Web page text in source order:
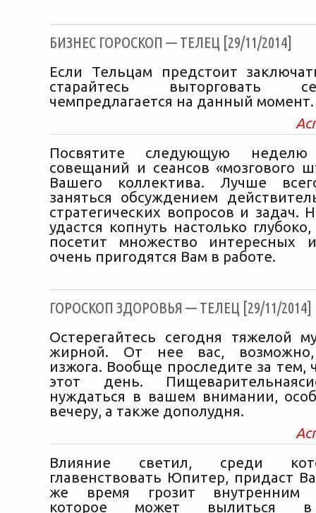
БИЗНЕС ГОРОСКОП — ТЕЛЕЦ [29/11/2014]
Если Тельцам предстоит
старайтесь выторговать
чемпредлагается на данный момент.
Посвятите следующую неделю
совещаний и сеансов «мозгового
Вашего коллектива. Лучше
заняться обсуждением
стратегических вопросов и задач.
удастся копнуть настолько
посетит множество интересных
очень пригодятся Вам в работе.
ГОРОСКОП ЗДОРОВЬЯ — ТЕЛЕЦ [29/11/2014]
Остерегайтесь сегодня тяжелой
жирной. От нее вас, возможно,
изжога. Вообще проследите за тем,
этот день.
нуждаться в вашем внимании,
вечеру, а также дополудня.
Влияние светил, среди
главенствовать Юпитер, придаст
же время грозит внутренним
которое может вылиться в